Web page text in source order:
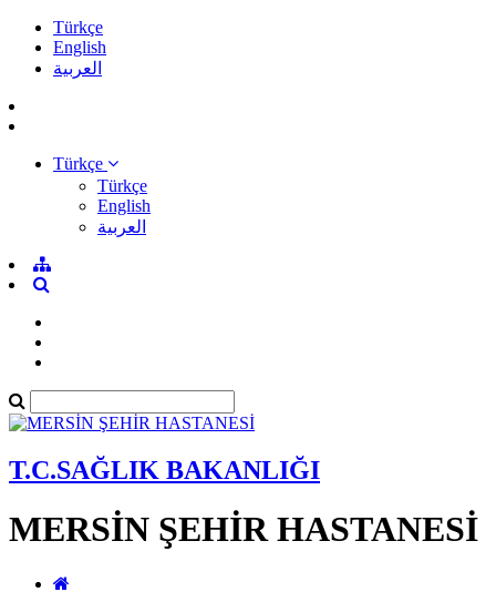
Türkçe
English
العربية
Türkçe
Türkçe
English
العربية
T.C.SAĞLIK BAKANLIĞI
MERSİN ŞEHİR HASTANESİ